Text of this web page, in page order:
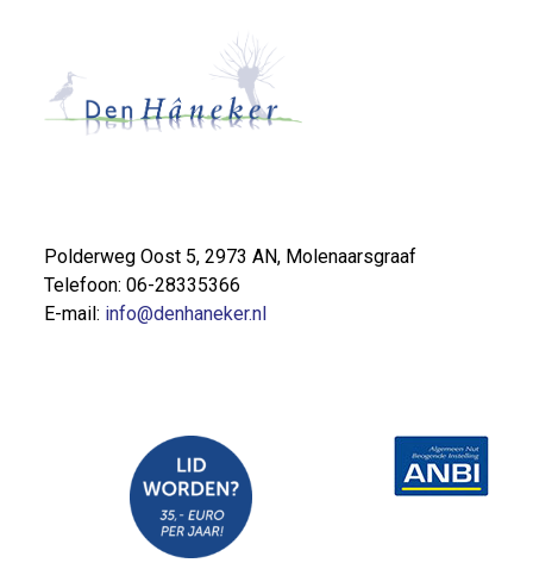
Polderweg Oost 5, 2973 AN, Molenaarsgraaf
Telefoon: 06-28335366
E-mail: info@denhaneker.nl